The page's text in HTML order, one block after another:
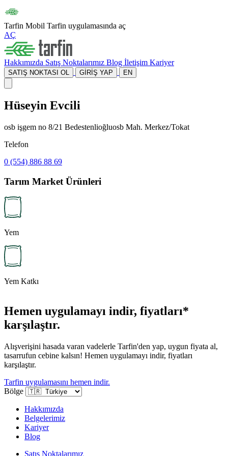
Tarfin Mobil Tarfin uygulamasında aç
AÇ
Hakkımızda Satış Noktalarımız Blog İletişim Kariyer
SATIŞ NOKTASI OL GİRİŞ YAP EN
Hüseyin Evcili
osb işgem no 8/21 Bedestenlioğluosb Mah. Merkez/Tokat
Telefon
0 (554) 886 88 69
Tarım Market Ürünleri
Yem
Yem Katkı
Hemen uygulamayı indir, fiyatları*
karşılaştır.
Alışverişini hasada varan vadelerle Tarfin'den yap, uygun fiyata al,
tasarrufun cebine kalsın! Hemen uygulamayı indir, fiyatları
karşılaştır.
Tarfin uygulamasını hemen indir.
Bölge
Hakkımızda
Belgelerimiz
Kariyer
Blog
Satış Noktalarımız